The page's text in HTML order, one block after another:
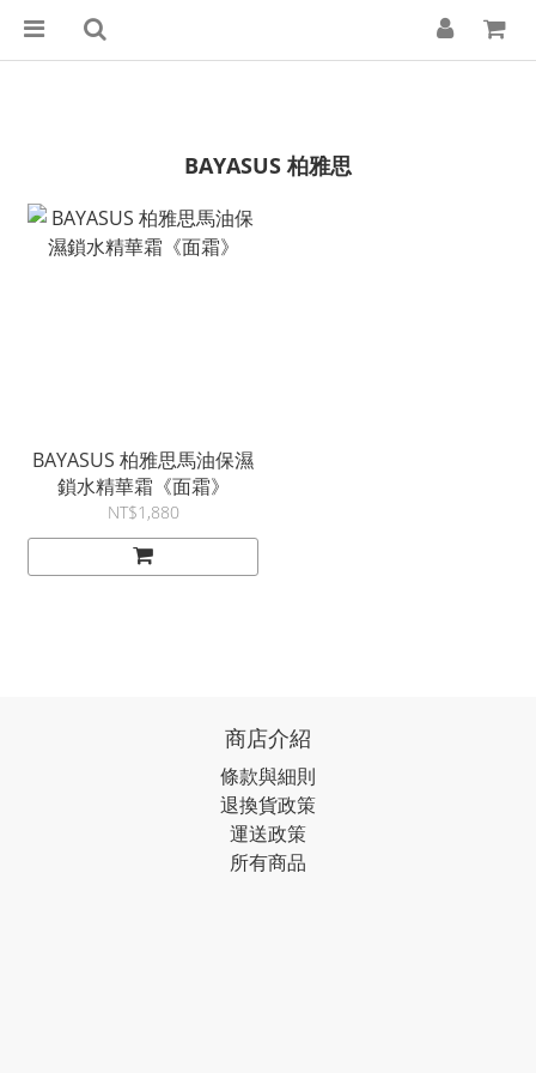
BAYASUS 柏雅思
BAYASUS 柏雅思馬油保濕
鎖水精華霜《面霜》
NT$1,880
商店介紹
條款與細則
退換貨政策
運送政策
所有商品